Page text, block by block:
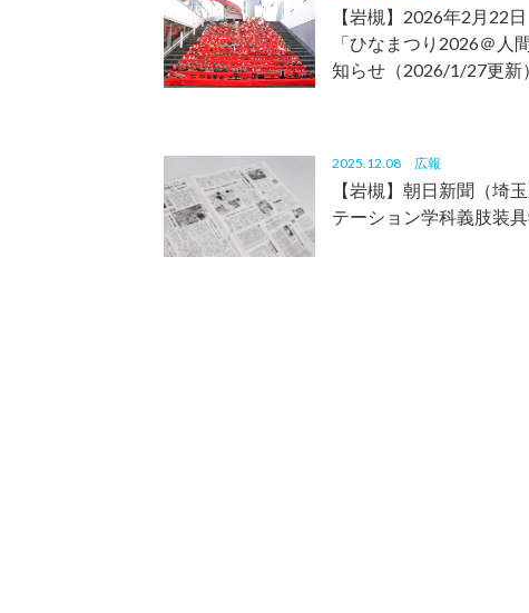
【岩槻】2026年2月22
「ひなまつり2026＠人
知らせ（2026/1/27更新）
2025.12.08 広報
【岩槻】朝日新聞（埼
テーション学科義肢装